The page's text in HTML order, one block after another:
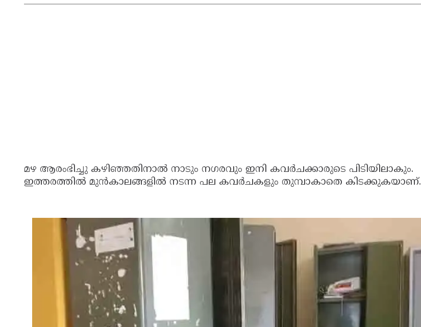
മഴ ആരംഭിച്ചു കഴിഞ്ഞതിനാല്‍ നാടും നഗരവും ഇനി കവര്‍ചക്കാരുടെ പിടിയിലാകും.
ഇത്തരത്തില്‍ മുന്‍കാലങ്ങളില്‍ നടന്ന പല കവര്‍ചകളും തുമ്പാകാതെ കിടക്കുകയാണ്.